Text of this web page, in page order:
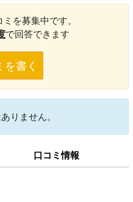
ミを募集中です。
で回答できます
を書く
りません。
口コミ情報